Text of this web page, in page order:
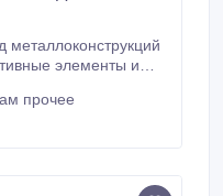
металлоконструкций
элементы и
документацией.
прочее